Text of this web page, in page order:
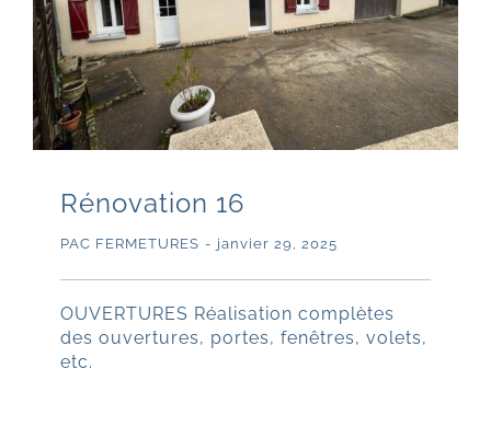
Rénovation 16
PAC FERMETURES - janvier 29, 2025
OUVERTURES Réalisation complètes
des ouvertures, portes, fenêtres, volets,
etc.